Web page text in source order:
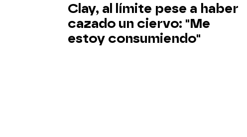
Clay, al límite pese a haber
cazado un ciervo: "Me
estoy consumiendo"